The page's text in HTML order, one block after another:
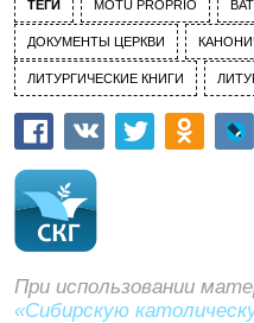
ТЕГИ MOTU PROPRIO
ДОКУМЕНТЫ ЦЕРКВИ
ЛИТУРГИЧЕСКИЕ КНИГИ
При использовании
«Сибирскую